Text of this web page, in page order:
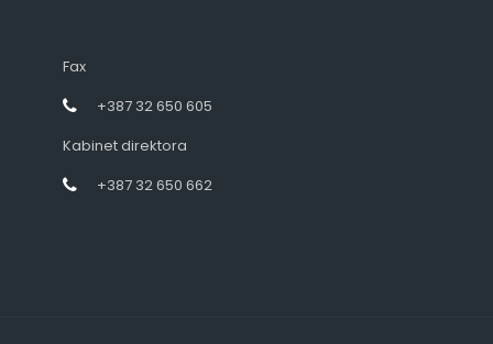
Fax
+387 32 650 605
Kabinet direktora
+387 32 650 662